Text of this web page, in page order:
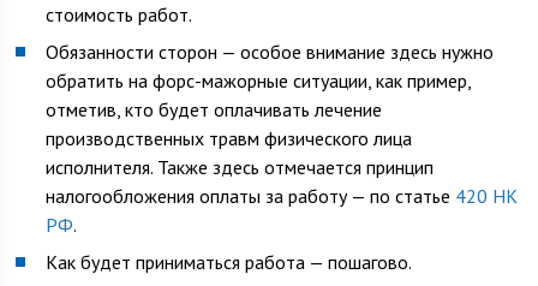
стоимость работ.
Обязанности сторон — особое внимание здесь нужно
обратить на форс-мажорные ситуации, как пример,
отметив, кто будет оплачивать лечение
производственных травм физического лица
исполнителя. Также здесь отмечается принцип
налогообложения оплаты за работу — по статье 420 НК
РФ.
Как будет приниматься работа — пошагово.